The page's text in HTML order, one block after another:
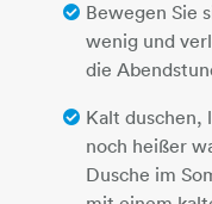
Bewegen Sie
wenig und
die
Kalt duschen,
noch heißer
Dusche im